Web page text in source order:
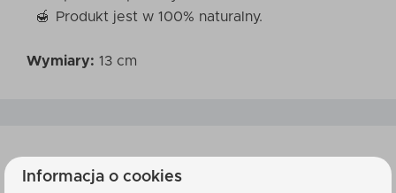
Produkt jest w 100% naturalny.
Wymiary: 13 cm
SKŁADNIKI
Informacja o cookies